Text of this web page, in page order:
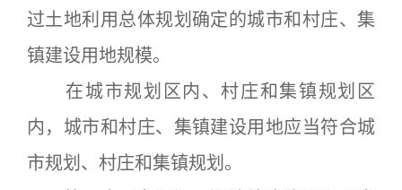
过土地利用总体规划确定的城市和村庄、集
镇建设用地规模。
在城市规划区内、村庄和集镇规划区
内，城市和村庄、集镇建设用地应当符合城
市规划、村庄和集镇规划。